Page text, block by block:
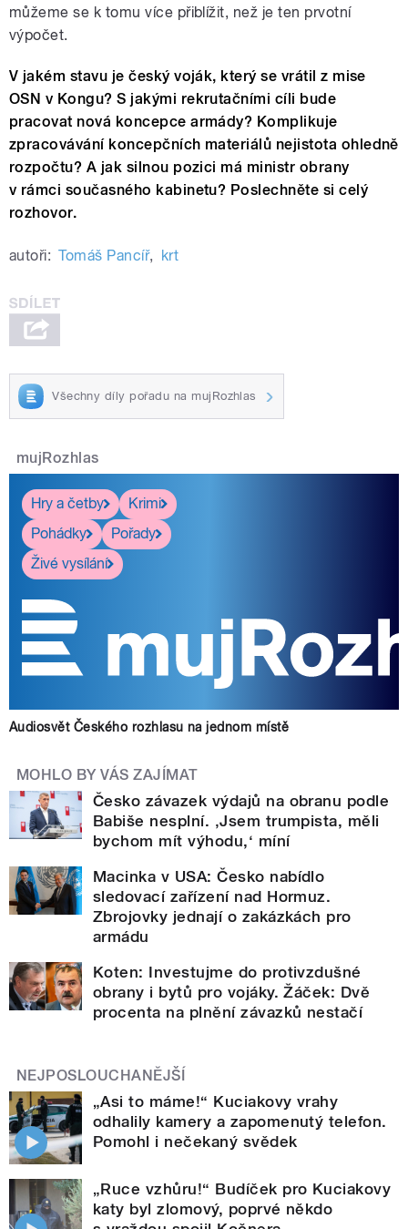
můžeme se k tomu více přiblížit, než je ten prvotní
výpočet.
V jakém stavu je český voják, který se vrátil z mise
OSN v Kongu? S jakými rekrutačními cíli bude
pracovat nová koncepce armády? Komplikuje
zpracovávání koncepčních materiálů nejistota ohledně
rozpočtu? A jak silnou pozici má ministr obrany
v rámci současného kabinetu? Poslechněte si celý
rozhovor.
autoři: Tomáš Pancíř, krt
Všechny díly pořadu na mujRozhlas
mujRozhlas
Hry a četby
Krimi
Pohádky
Pořady
Živé vysílání
Audiosvět Českého rozhlasu na jednom místě
MOHLO BY VÁS ZAJÍMAT
Česko závazek výdajů na obranu podle
Babiše nesplní. ‚Jsem trumpista, měli
bychom mít výhodu,‘ míní
Macinka v USA: Česko nabídlo
sledovací zařízení nad Hormuz.
Zbrojovky jednají o zakázkách pro
armádu
Koten: Investujme do protivzdušné
obrany i bytů pro vojáky. Žáček: Dvě
procenta na plnění závazků nestačí
NEJPOSLOUCHANĚJŠÍ
„Asi to máme!“ Kuciakovy vrahy
odhalily kamery a zapomenutý telefon.
Pomohl i nečekaný svědek
„Ruce vzhůru!“ Budíček pro Kuciakovy
katy byl zlomový, poprvé někdo